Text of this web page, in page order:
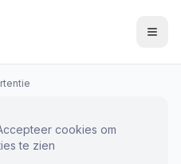
cookies om
te zien